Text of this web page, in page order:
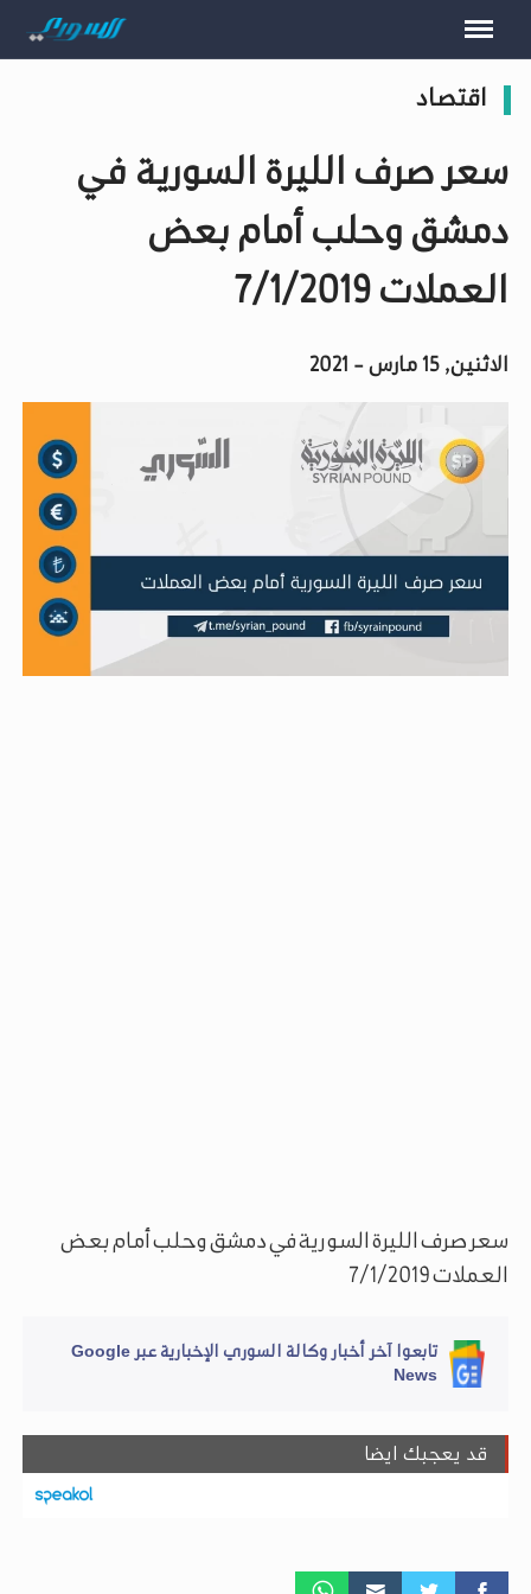
اقتصاد
سعر صرف الليرة السورية في
دمشق وحلب أمام بعض
العملات 7/1/2019
الاثنين, 15 مارس - 2021
سعر صرف الليرة السورية في دمشق وحلب أمام بعض
العملات 7/1/2019
تابعوا آخر أخبار وكالة السوري الإخبارية عبر Google
News
قد يعجبك ايضا